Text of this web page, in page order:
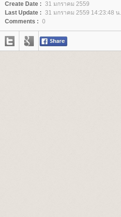
Create Date : 31 มกราคม 2559
Last Update : 31 มกราคม 2559 14:23:48 น.
Comments : 0